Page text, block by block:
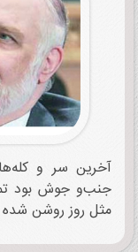
آخرین سر و
جنب‌و جوش بود تمام
مثل روز روشن شده